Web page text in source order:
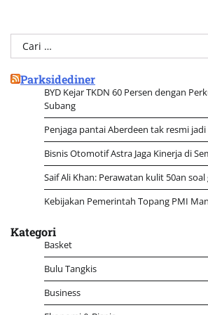
Cari
untuk:
Parksidediner
BYD Kejar TKDN 60 Persen dengan
Subang
Penjaga pantai Aberdeen tak resmi
Bisnis Otomotif Astra Jaga Kinerja di
Saif Ali Khan: Perawatan kulit 50an
Kebijakan Pemerintah Topang PMI
Kategori
Basket
Bulu Tangkis
Business